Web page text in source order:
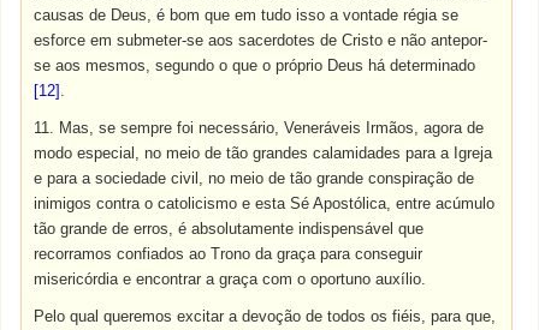
causas de Deus, é bom que em tudo isso a vontade régia se
esforce em submeter-se aos sacerdotes de Cristo e não antepor-
se aos mesmos, segundo o que o próprio Deus há determinado
[12] .
11. Mas, se sempre foi necessário, Veneráveis Irmãos, agora de
modo especial, no meio de tão grandes calamidades para a Igreja
e para a sociedade civil, no meio de tão grande conspiração de
inimigos contra o catolicismo e esta Sé Apostólica, entre acúmulo
tão grande de erros, é absolutamente indispensável que
recorramos confiados ao Trono da graça para conseguir
misericórdia e encontrar a graça com o oportuno auxílio.
Pelo qual queremos excitar a devoção de todos os fiéis, para que,